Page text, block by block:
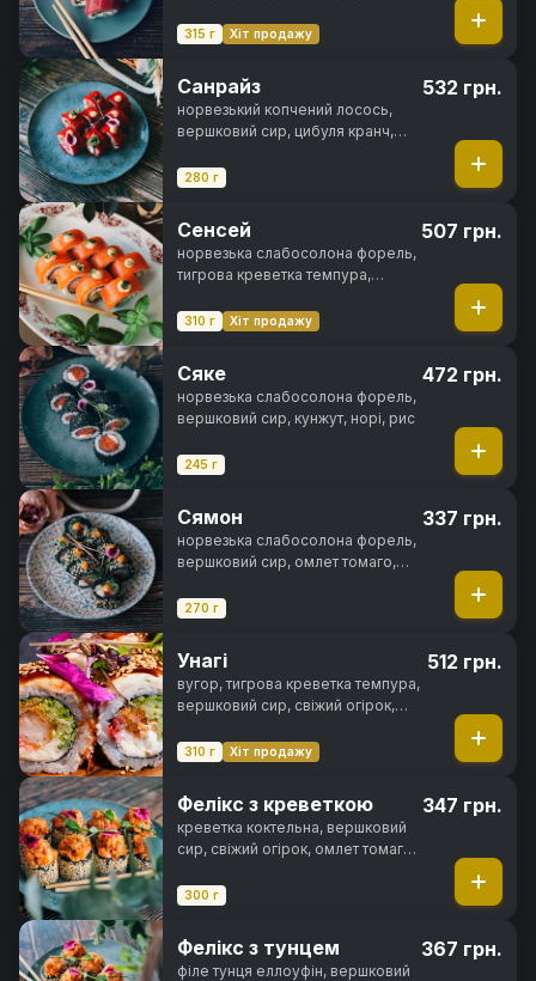
сир, авокадо хасс, свіжий огірок,
315 г Хіт продажу
Санрайз
норвезький копчений лосось,
вершковий сир, цибуля кранч,
280 г
532 грн.
Сенсей
норвезька слабосолона форель,
тигрова креветка темпура,
спайсі соус, норі, рис
310 г Хіт продажу
507 грн.
Сяке
норвезька слабосолона форель,
вершковий сир, кунжут, норі, рис
245 г
472 грн.
Сямон
норвезька слабосолона форель,
вершковий сир, омлет томаго,
каракатиці, спайсі соус, кунжут,
270 г
337 грн.
Унагі
вугор, тигрова креветка темпура,
вершковий сир, свіжий огірок,
норі, рис
310 г Хіт продажу
512 грн.
Фелікс з креветкою
креветка коктельна, вершковий
сир, свіжий огірок, омлет томаго,
чорнила каракатиці, кунжут, норі,
300 г
347 грн.
Фелікс з тунцем
філе тунця еллоуфін, вершковий
367 грн.